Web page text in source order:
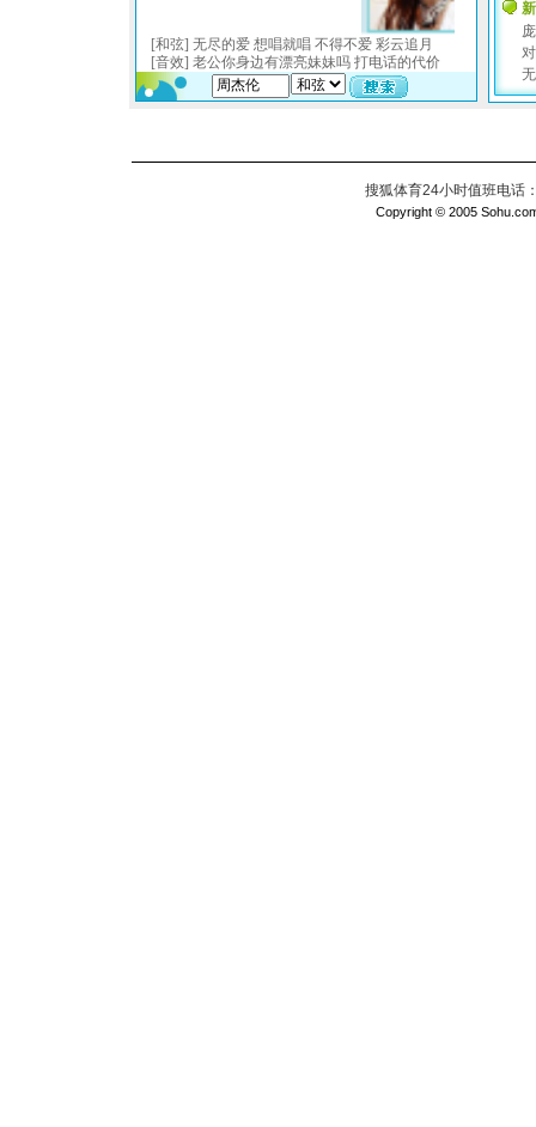
搜狐体育24小时值班电话
Copyright © 2005